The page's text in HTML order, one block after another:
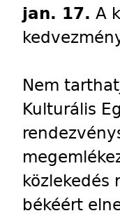
jan. 17. A
Nem
Kulturális
közlekedés
békéért